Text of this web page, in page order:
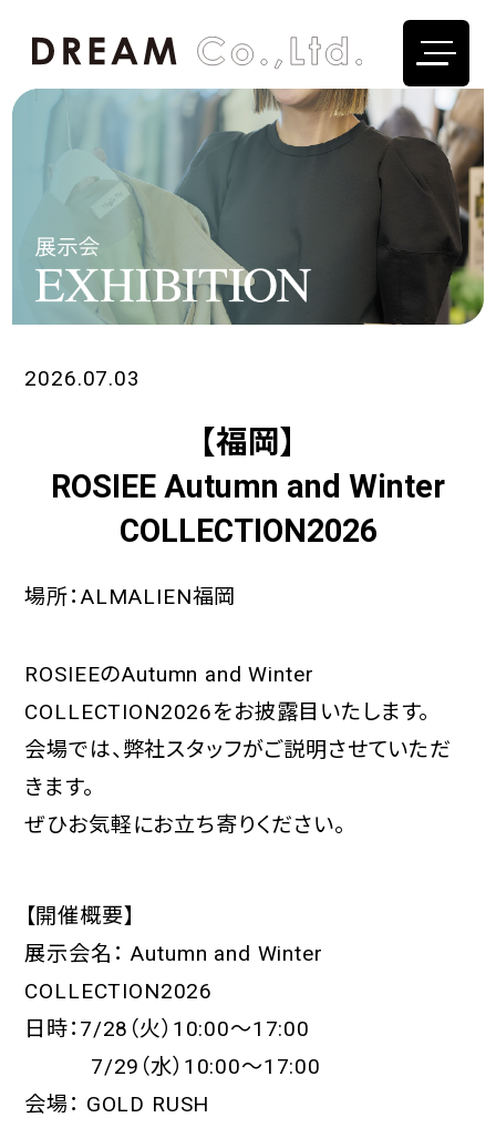
2026.07.03
【福岡】
ROSIEE Autumn and Winter
COLLECTION2026
場所：ALMALIEN福岡
ROSIEEのAutumn and Winter
COLLECTION2026をお披露目いたします。
会場では、弊社スタッフがご説明させていただ
きます。
ぜひお気軽にお立ち寄りください。
【開催概要】
展示会名： Autumn and Winter
COLLECTION2026
日時：7/28（火）10:00～17:00
7/29（水）10:00～17:00
会場： GOLD RUSH